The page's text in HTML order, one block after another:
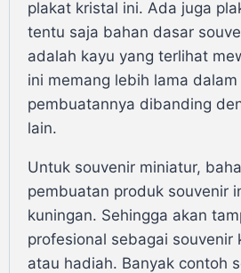
plakat kristal ini. Ada juga
tentu saja bahan dasar
adalah kayu yang terlihat
ini memang lebih lama dalam
pembuatannya dibanding
lain.
Untuk souvenir miniatur,
pembuatan produk souvenir
kuningan. Sehingga akan
profesional sebagai souvenir
atau hadiah. Banyak contoh